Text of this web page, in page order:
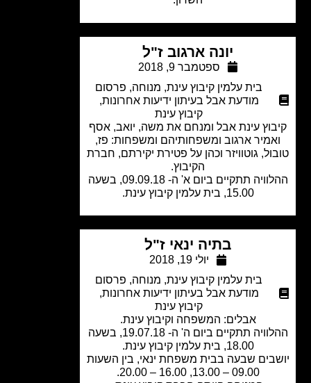
יונה ארגוב ז"ל
ספטמבר 9, 2018
בית עלמין קיבוץ עינת,מנוחה, פרסום
מודעת אבל בעיתון ידיעות אחרונות,
קיבוץ עינת
עינת אבל ומנחם את משה, יואב, אסף
ארגוב ומשפחותיהם ומשפחות: פז,
גוטוויזר וכהן על פטירת יקירתם, חברת
ההלוויה תתקיים ביום א' ה- 09.09.18, בשעה
בתיה ינאי ז"ל
בית עלמין קיבוץ עינת,מנוחה, פרסום
מודעת אבל בעיתון ידיעות אחרונות,
קיבוץ עינת
אבלים: המשפחה וקיבוץ עינת.
ההלוויה תתקיים ביום ה' ה- 19.07.18, בשעה
שבעה בבית משפחת ינאי, בין השעות